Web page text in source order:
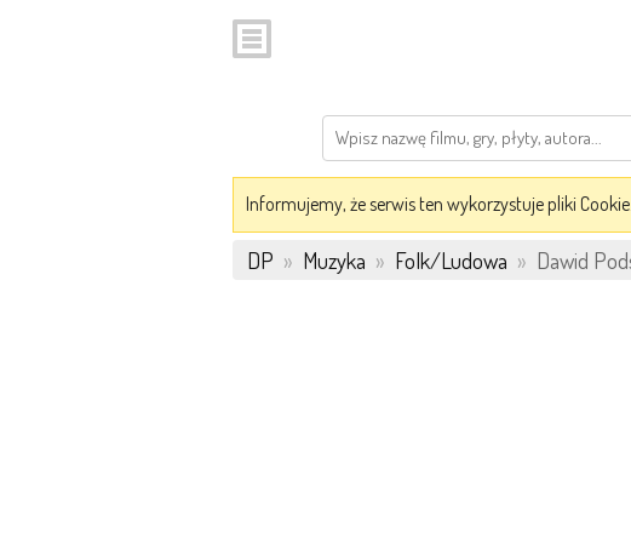
Informujemy, że serwis ten wykorzystuje pliki
DP » Muzyka » Folk/Ludowa » Dawid